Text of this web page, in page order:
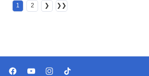
1 2 ❯ ❯❯